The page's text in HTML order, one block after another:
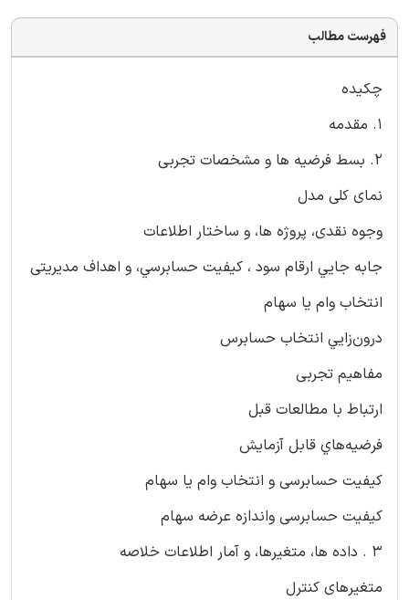
فهرست مطالب
چکیده
1. مقدمه
2. بسط فرضیه ها و مشخصات تجربی
نمای کلی مدل
وجوه نقدی، پروژه ها، و ساختار اطلاعات
جابه جايي ارقام سود ، کیفیت حسابرسي، و اهداف مدیریتی
انتخاب وام يا سهام
درون‌زايي انتخاب حسابرس
مفاهیم تجربی
ارتباط با مطالعات قبل
فرضیه‌هاي قابل آزمایش
کیفیت حسابرسی و انتخاب وام يا سهام
کیفیت حسابرسی واندازه عرضه سهام
3 . داده ها، متغیرها، و آمار اطلاعات خلاصه
متغیرهای کنترل